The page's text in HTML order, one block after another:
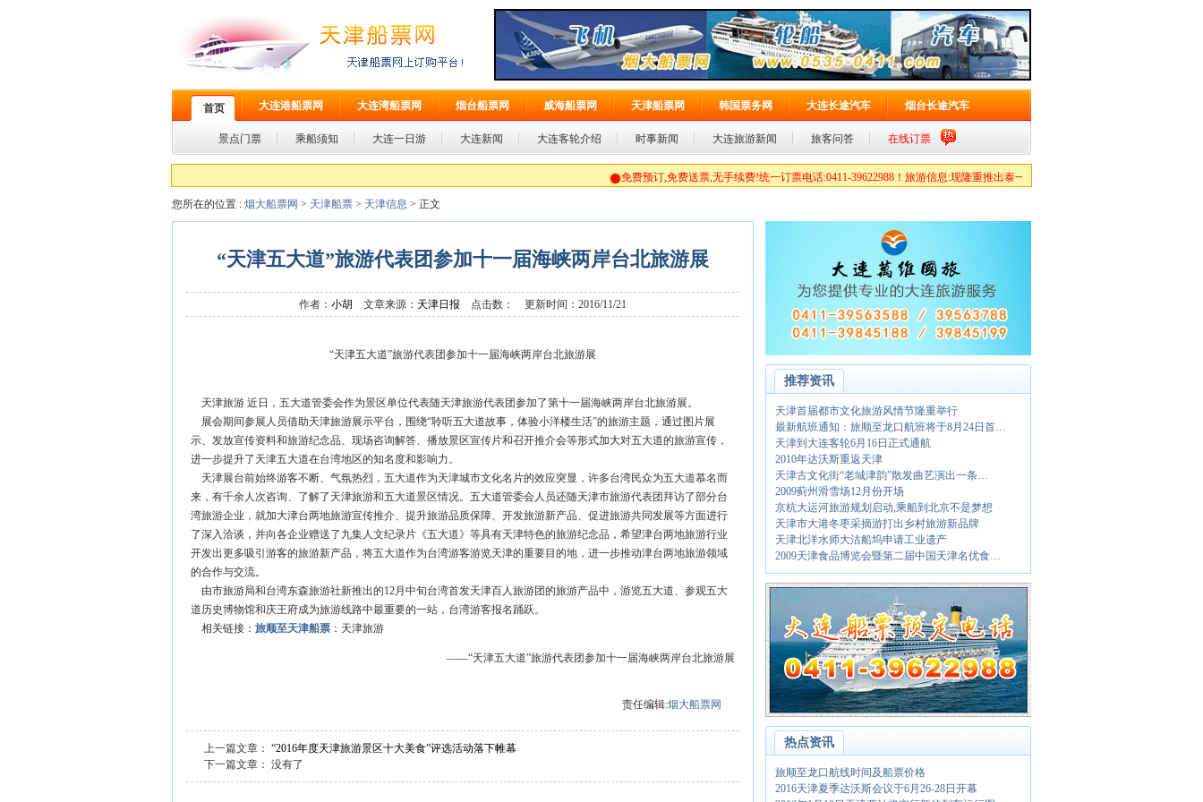
首页 大连港船票网 大连湾船票网 烟台船票网 威海船票网 天津船票网 韩国票务网 大连长途汽车 烟台长途汽车
景点门票 乘船须知 大连一日游 大连新闻 大连客轮介绍 时事新闻 大连旅游新闻 旅客问答 在线订票
免费预订,免费送票,无手续费!统一订票电话:0411-39622988！旅游信息:现隆重推出泰一地旅游包机特价,火爆预定中……报名热线
您所在的位置 : 烟大船票网 > 天津船票 > 天津信息 > 正文
“天津五大道”旅游代表团参加十一届海峡两岸台北旅游展
作者： 小胡 文章来源： 天津日报 点击数： 更新时间：2016/11/21
“天津五大道”旅游代表团参加十一届海峡两岸台北旅游展
天津旅游 近日，五大道管委会作为景区单位代表随天津旅游代表团参加了第十一届海峡两岸台北旅游展。
展会期间参展人员借助天津旅游展示平台，围绕“聆听五大道故事，体验小洋楼生活”的旅游主题，通过图片展
示、发放宣传资料和旅游纪念品、现场咨询解答、播放景区宣传片和召开推介会等形式加大对五大道的旅游宣传，
进一步提升了天津五大道在台湾地区的知名度和影响力。
天津展台前始终游客不断、气氛热烈，五大道作为天津城市文化名片的效应突显，许多台湾民众为五大道慕名而
来，有千余人次咨询、了解了天津旅游和五大道景区情况。五大道管委会人员还随天津市旅游代表团拜访了部分台
湾旅游企业，就加大津台两地旅游宣传推介、提升旅游品质保障、开发旅游新产品、促进旅游共同发展等方面进行
了深入洽谈，并向各企业赠送了九集人文纪录片《五大道》等具有天津特色的旅游纪念品，希望津台两地旅游行业
开发出更多吸引游客的旅游新产品，将五大道作为台湾游客游览天津的重要目的地，进一步推动津台两地旅游领域
的合作与交流。
由市旅游局和台湾东森旅游社新推出的12月中旬台湾首发天津百人旅游团的旅游产品中，游览五大道、参观五大
道历史博物馆和庆王府成为旅游线路中最重要的一站，台湾游客报名踊跃。
相关链接： 旅顺至天津船票 ：天津旅游
——“天津五大道”旅游代表团参加十一届海峡两岸台北旅游展
责任编辑:烟大船票网
上一篇文章： “2016年度天津旅游景区十大美食”评选活动落下帷幕
下一篇文章： 没有了
推荐资讯
天津首届都市文化旅游风情节隆重举行
最新航班通知：旅顺至龙口航班将于8月24日首…
天津到大连客轮6月16日正式通航
2010年达沃斯重返天津
天津古文化街“老城津韵”散发曲艺演出一条…
2009蓟州滑雪场12月份开场
京杭大运河旅游规划启动,乘船到北京不是梦想
天津市大港冬枣采摘游打出乡村旅游新品牌
天津北洋水师大沽船坞申请工业遗产
2009天津食品博览会暨第二届中国天津名优食…
热点资讯
旅顺至龙口航线时间及船票价格
2016天津夏季达沃斯会议于6月26-28日开幕